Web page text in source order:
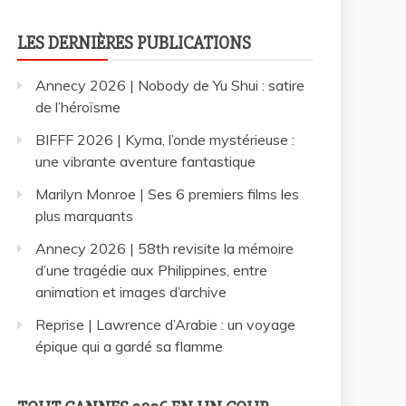
LES DERNIÈRES PUBLICATIONS
Annecy 2026 | Nobody de Yu Shui : satire
de l’héroïsme
BIFFF 2026 | Kyma, l’onde mystérieuse :
une vibrante aventure fantastique
Marilyn Monroe | Ses 6 premiers films les
plus marquants
Annecy 2026 | 58th revisite la mémoire
d’une tragédie aux Philippines, entre
animation et images d’archive
Reprise | Lawrence d’Arabie : un voyage
épique qui a gardé sa flamme